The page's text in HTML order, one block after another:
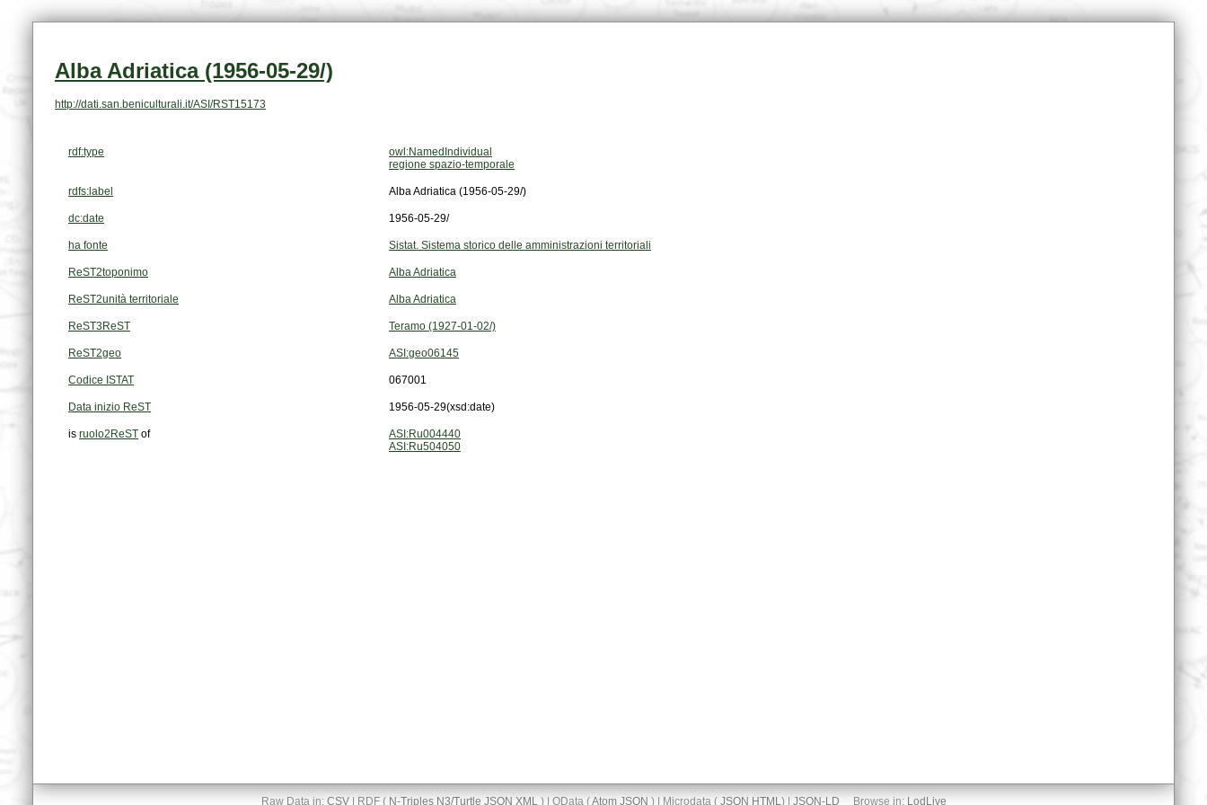
Alba Adriatica (1956-05-29/)
http://dati.san.beniculturali.it/ASI/RST15173
rdf:type
owl:NamedIndividual
regione spazio-temporale
rdfs:label Alba Adriatica (1956-05-29/)
dc:date 1956-05-29/
ha fonte Sistat. Sistema storico delle amministrazioni territoriali
ReST2toponimo Alba Adriatica
ReST2unità territoriale Alba Adriatica
ReST3ReST Teramo (1927-01-02/)
ReST2geo ASI:geo06145
Codice ISTAT 067001
Data inizio ReST 1956-05-29(xsd:date)
is ruolo2ReST of
ASI:Ru004440
ASI:Ru504050
Raw Data in: CSV| RDF ( N-Triples N3/Turtle JSON XML) | OData (Atom JSON ) | Microdata ( JSON HTML) | JSON-LD Browse in: LodLive